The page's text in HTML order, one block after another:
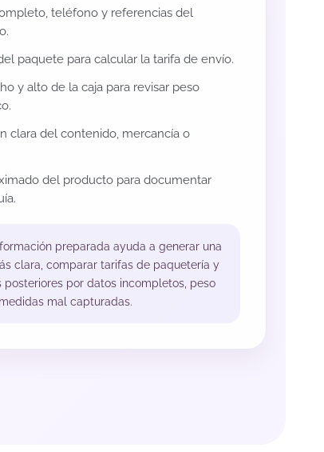
teléfono y referencias del
paquete para calcular la tarifa de envío.
y alto de la caja para revisar peso
clara del contenido, mercancía o
del producto para documentar
preparada ayuda a generar una
clara, comparar tarifas de paquetería y
posteriores por datos incompletos, peso
mal capturadas.